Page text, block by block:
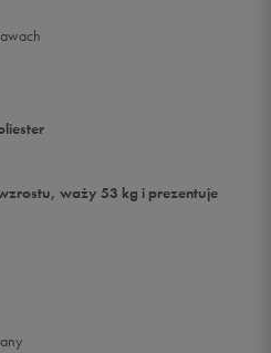
waży 53 kg i prezentuje